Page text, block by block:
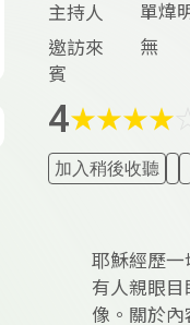
主持人
單煒
邀訪來
賓
無
4★★★★
加入稍後收聽
耶穌經歷
有人親眼
像。關於內